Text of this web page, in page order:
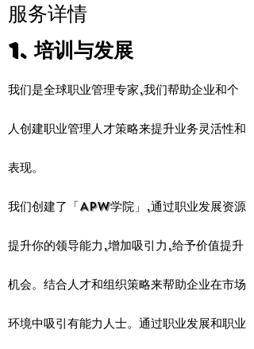
服务详情
1. 培训与发展
我们是全球职业管理专家,我们帮助企业和个
人创建职业管理人才策略来提升业务灵活性和
表现。
我们创建了「APW学院」,通过职业发展资源
提升你的领导能力,增加吸引力,给予价值提升
机会。结合人才和组织策略来帮助企业在市场
环境中吸引有能力人士。通过职业发展和职业